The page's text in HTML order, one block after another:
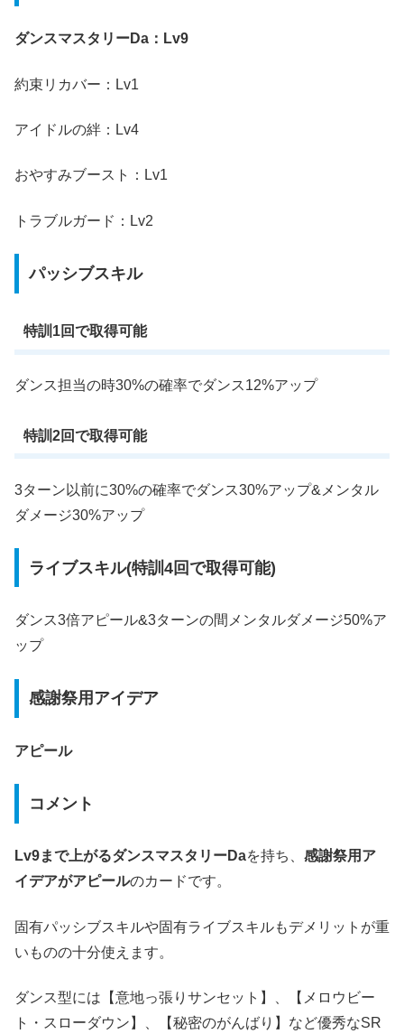
ダンスマスタリーDa：Lv9
約束リカバー：Lv1
アイドルの絆：Lv4
おやすみブースト：Lv1
トラブルガード：Lv2
パッシブスキル
特訓1回で取得可能
ダンス担当の時30%の確率でダンス12%アップ
特訓2回で取得可能
3ターン以前に30%の確率でダンス30%アップ&メンタル
ダメージ30%アップ
ライブスキル(特訓4回で取得可能)
ダンス3倍アピール&3ターンの間メンタルダメージ50%ア
ップ
感謝祭用アイデア
アピール
コメント
Lv9まで上がるダンスマスタリーDaを持ち、 感謝祭用ア
イデアがアピールのカードです。
固有パッシブスキルや固有ライブスキルもデメリットが重
いものの十分使えます。
ダンス型には【意地っ張りサンセット】、【メロウビー
ト・スローダウン】、【秘密のがんばり】など優秀なSR